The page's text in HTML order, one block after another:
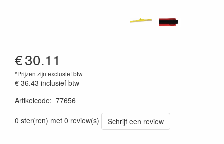
€30.11
*Prijzen zijn exclusief btw
€ 36.43 inclusief btw
Artikelcode: 77656
0 ster(ren) met 0 review(s)
Schrijf een review